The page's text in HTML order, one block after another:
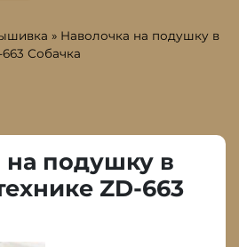
» Наволочка на подушку в
Собачка
на подушку в
ZD-663